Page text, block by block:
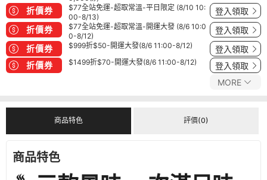
折價券
$77全站免運-超取常溫-平日限定 (8/10 10:
00-8/13)
登入領取
折價券
$77全站免運-超取常溫-開運大發 (8/6 10:0
0-8/12)
登入領取
折價券 $999折$50-開運大發(8/6 11:00-8/12) 登入領取
折價券 $1499折$70-開運大發(8/6 11:00-8/12) 登入領取
MORE
商品特色 評價(0)
商品特色